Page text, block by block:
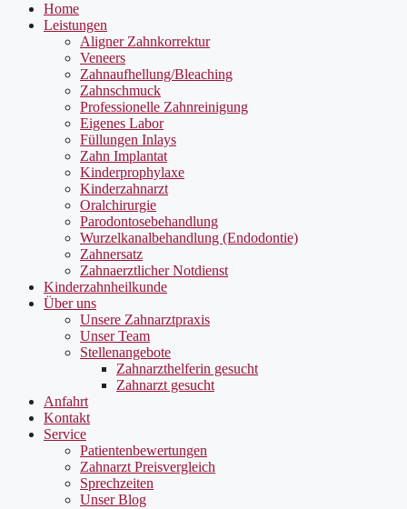
Home
Leistungen
Aligner Zahnkorrektur
Veneers
Zahnaufhellung/Bleaching
Zahnschmuck
Professionelle Zahnreinigung
Eigenes Labor
Füllungen Inlays
Zahn Implantat
Kinderprophylaxe
Kinderzahnarzt
Oralchirurgie
Parodontosebehandlung
Wurzelkanalbehandlung (Endodontie)
Zahnersatz
Zahnaerztlicher Notdienst
Kinderzahnheilkunde
Über uns
Unsere Zahnarztpraxis
Unser Team
Stellenangebote
Zahnarzthelferin gesucht
Zahnarzt gesucht
Anfahrt
Kontakt
Service
Patientenbewertungen
Zahnarzt Preisvergleich
Sprechzeiten
Unser Blog